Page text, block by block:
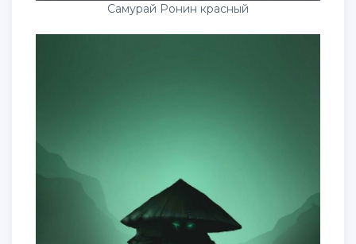
Самурай Ронин красный